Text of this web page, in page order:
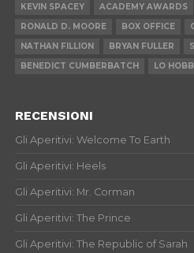
KEVIN SPACEY
ACADEMY AWARDS
RONALD D. MOORE
BOX OFFICE
NATHAN FILLION
BRYAN FULLER
BENEDICT CUMBERBATCH
LO
RECENSIONI
Gli Aperitivi: Welcome To Earth
Gli Aperitivi: Heels
Gli Aperitivi: Mr. Corman
Gli Aperitivi: The Prince
Gli Aperitivi: The Republic of Sarah